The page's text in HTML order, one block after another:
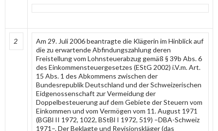
2
Am 29. Juli 2006 beantragte die Klägerin im Hinblick auf
die zu erwartende Abfindungszahlung deren
Freistellung vom Lohnsteuerabzug gemäß § 39b Abs. 6
des Einkommensteuergesetzes (EStG 2002) i.V.m. Art.
15 Abs. 1 des Abkommens zwischen der
Bundesrepublik Deutschland und der Schweizerischen
Eidgenossenschaft zur Vermeidung der
Doppelbesteuerung auf dem Gebiete der Steuern vom
Einkommen und vom Vermögen vom 11. August 1971
(BGBl II 1972, 1022, BStBl I 1972, 519) –DBA-Schweiz
1971–. Der Beklagte und Revisionskläger (das